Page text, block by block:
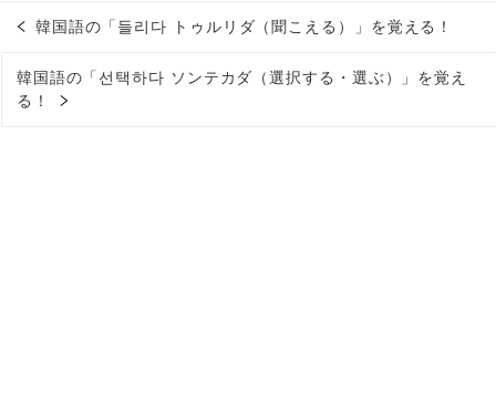
韓国語の「들리다 トゥルリダ（聞こえる）」を覚える！
韓国語の「선택하다 ソンテカダ（選択する・選ぶ）」を覚え
る！